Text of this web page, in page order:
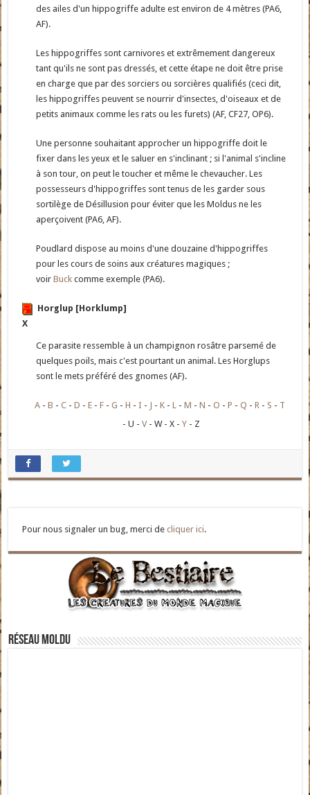
des ailes d'un hippogriffe adulte est environ de 4 mètres (PA6,
AF).
Les hippogriffes sont carnivores et extrêmement dangereux
tant qu'ils ne sont pas dressés, et cette étape ne doit être prise
en charge que par des sorciers ou sorcières qualifiés (ceci dit,
les hippogriffes peuvent se nourrir d'insectes, d'oiseaux et de
petits animaux comme les rats ou les furets) (AF, CF27, OP6).
Une personne souhaitant approcher un hippogriffe doit le
fixer dans les yeux et le saluer en s'inclinant ; si l'animal s'incline
à son tour, on peut le toucher et même le chevaucher. Les
possesseurs d'hippogriffes sont tenus de les garder sous
sortilège de Désillusion pour éviter que les Moldus ne les
aperçoivent (PA6, AF).
Poudlard dispose au moins d'une douzaine d'hippogriffes
pour les cours de soins aux créatures magiques ;
voirBuck comme exemple (PA6).
Horglup [Horklump]
X
Ce parasite ressemble à un champignon rosâtre parsemé de
quelques poils, mais c'est pourtant un animal. Les Horglups
sont le mets préféré des gnomes (AF).
A B C D E F G H I J K L M N O P Q R S
T
U
V W X Y Z
Pour nous signaler un bug, merci decliquer ici.
Réseau moldu